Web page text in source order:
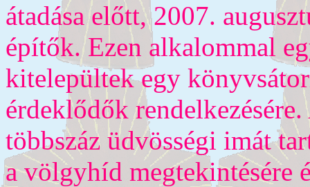
átadása előtt, 2007.
építők. Ezen alkalommal
kitelepültek egy
érdeklődők
többszáz üdvösségi imát
a völgyhíd megtekintésére